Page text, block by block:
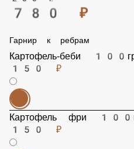
780 ₽
Гарнир к ребрам
Картофель-беби 100гр
150 ₽
Картофель фри 100гр
150 ₽